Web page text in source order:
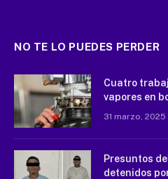
NO TE LO PUEDES PERDER
Cuatro
vapores en
31 marzo, 2025
Presuntos
detenidos